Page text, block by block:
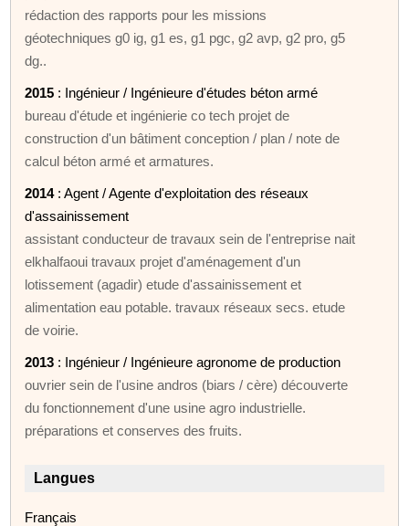
rédaction des rapports pour les missions
géotechniques g0 ig, g1 es, g1 pgc, g2 avp, g2 pro, g5
dg..
2015 : Ingénieur / Ingénieure d'études béton armé
bureau d'étude et ingénierie co tech projet de
construction d'un bâtiment conception / plan / note de
calcul béton armé et armatures.
2014: Agent / Agente d'exploitation des réseaux
d'assainissement
assistant conducteur de travaux sein de l'entreprise nait
elkhalfaoui travaux projet d'aménagement d'un
lotissement (agadir) etude d'assainissement et
alimentation eau potable. travaux réseaux secs. etude
de voirie.
2013 : Ingénieur / Ingénieure agronome de production
ouvrier sein de l'usine andros (biars / cère) découverte
du fonctionnement d'une usine agro industrielle.
préparations et conserves des fruits.
Langues
Français